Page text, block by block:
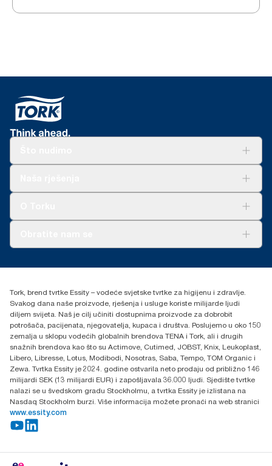
+385 913 900 004
H-1021 Budapest
Budakeszi út 51.
Tork, brend tvrtke Essity – vodeće svjetske tvrtke za higijenu i zdravlje.
Svakog dana naše proizvode, rješenja i usluge koriste milijarde ljudi
diljem svijeta. Naš je cilj učiniti dostupnima proizvode za dobrobit
potrošača, pacijenata, njegovatelja, kupaca i društva. Poslujemo u oko 150
zemalja u sklopu vodećih globalnih brendova TENA i Tork, ali i drugih
snažnih brendova kao što su Actimove, Cutimed, JOBST, Knix, Leukoplast,
Libero, Libresse, Lotus, Modibodi, Nosotras, Saba, Tempo, TOM Organic i
Zewa. Tvrtka Essity je 2024. godine ostvarila neto prodaju od približno 146
milijardi SEK (13 milijardi EUR) i zapošljavala 36.000 ljudi. Sjedište tvrtke
nalazi se u švedskom gradu Stockholmu, a tvrtka Essity je izlistana na
Nasdaq Stockholm burzi. Više informacija možete pronaći na web stranici
www.essity.com